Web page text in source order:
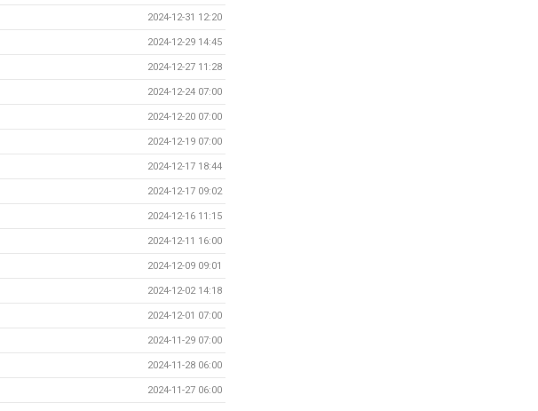
2024-12-31 12:20
2024-12-29 14:45
2024-12-27 11:28
2024-12-24 07:00
2024-12-20 07:00
2024-12-19 07:00
2024-12-17 18:44
2024-12-17 09:02
2024-12-16 11:15
2024-12-11 16:00
2024-12-09 09:01
2024-12-02 14:18
2024-12-01 07:00
2024-11-29 07:00
2024-11-28 06:00
2024-11-27 06:00